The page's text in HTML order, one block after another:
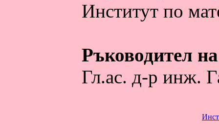
Институт по
Ръководител
Гл.ас. д-р инж.